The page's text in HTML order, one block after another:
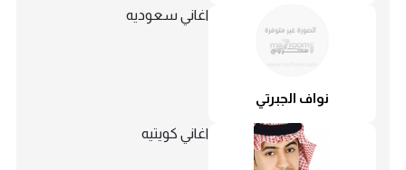
نواف الجبرتي
اغاني سعوديه
اغاني كويتيه